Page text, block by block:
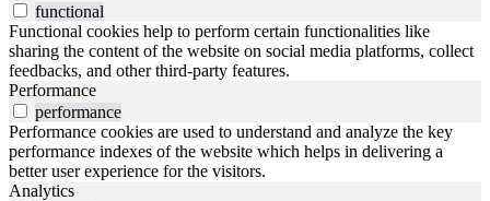
functional
Functional cookies help to perform certain functionalities like
sharing the content of the website on social media platforms, collect
feedbacks, and other third-party features.
Performance
performance
Performance cookies are used to understand and analyze the key
performance indexes of the website which helps in delivering a
better user experience for the visitors.
Analytics